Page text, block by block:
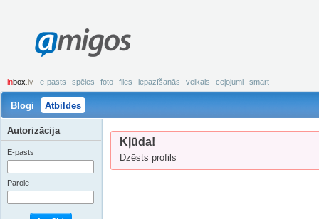
amigos
inbox .lv e-pasts spēles foto files iepazīšanās veikals ceļojumi smart
Blogi Atbildes
Kļūda!
Dzēsts profils
Autorizācija
E-pasts
Parole